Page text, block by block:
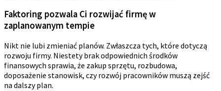
Faktoring pozwala Ci rozwijać firmę w
zaplanowanym tempie
Nikt nie lubi zmieniać planów. Zwłaszcza tych, które dotyczą
rozwoju firmy. Niestety brak odpowiednich środków
finansowych sprawia, że zakup sprzętu, rozbudowa,
doposażenie stanowisk, czy rozwój pracowników muszą zejść
na dalszy plan.